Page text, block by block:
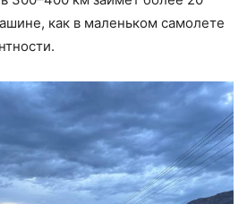
как в маленьком самолете